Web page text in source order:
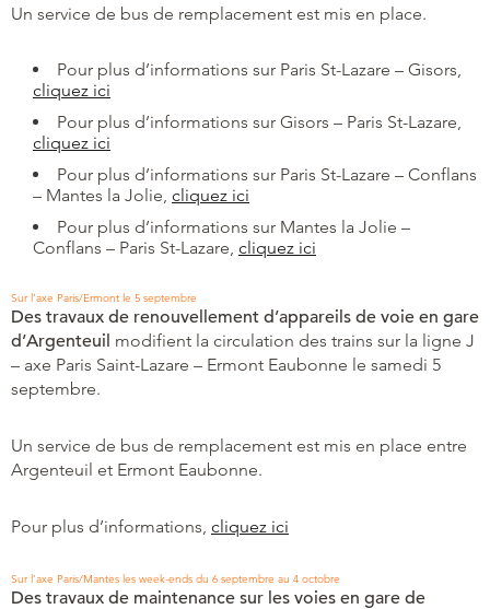
Un service de bus de remplacement est mis en place.
Pour plus d’informations sur Paris St-Lazare – Gisors,
cliquez ici
Pour plus d’informations sur Gisors – Paris St-Lazare,
cliquez ici
Pour plus d’informations sur Paris St-Lazare – Conflans
– Mantes la Jolie, cliquez ici
Pour plus d’informations sur Mantes la Jolie –
Conflans – Paris St-Lazare, cliquez ici
Sur l’axe Paris/Ermont le 5 septembre
Des travaux de renouvellement d’appareils de voie en gare
d’Argenteuil modifient la circulation des trains sur la ligne J
– axe Paris Saint-Lazare – Ermont Eaubonne le samedi 5
septembre.
Un service de bus de remplacement est mis en place entre
Argenteuil et Ermont Eaubonne.
Pour plus d’informations, cliquez ici
Sur l’axe Paris/Mantes les week-ends du 6 septembre au 4 octobre
Des travaux de maintenance sur les voies en gare de